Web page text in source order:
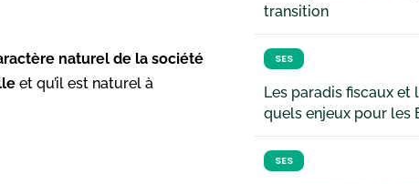
naturel de la société
et qu’il est naturel à
transition
SES
Les paradis fiscaux
quels enjeux pour les
SES